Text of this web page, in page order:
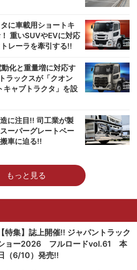
に車載用ショートキ
重いSUVやEVに対応
レーラを牽引する!!
化と重量増に対応す
ラックスが「クオン
キャブトラクタ」を設
に注目!! 司工業が製
ーパーグレートベー
車に迫る!!
もっと見る
【特集】誌上開催!! ジャパントラック
ョー2026 フルロードvol.61 本
（6/10）発売!!